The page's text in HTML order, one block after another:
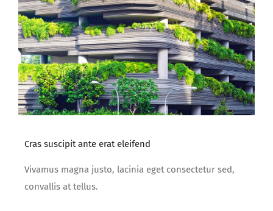
Cras suscipit ante erat eleifend
Vivamus magna justo, lacinia eget consectetur sed,
convallis at tellus.